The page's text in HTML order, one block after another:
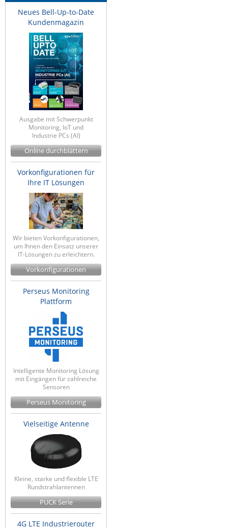
Neues Bell-Up-to-Date
Kundenmagazin
Ausgabe mit Schwerpunkt
Monitoring, IoT und
Industrie PCs (AI)
Online durchblättern
Vorkonfigurationen für
Ihre IT Lösungen
Wir bieten Vorkonfigurationen,
um Ihnen den Einsatz unserer
IT-Lösungen zu erleichtern.
Vorkonfigurationen
Perseus Monitoring
Plattform
Intelligente Monitoring Lösung
mit Eingängen für zahlreiche
Sensoren
Perseus Monitoring
Vielseitige Antenne
Kleine, starke und flexible LTE
Rundstrahlantennen
PUCK Serie
4G LTE Industrierouter